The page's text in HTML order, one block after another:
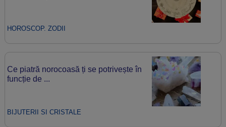
HOROSCOP. ZODII
Ce piatră norocoasă ți se potrivește în
funcție de ...
BIJUTERII SI CRISTALE